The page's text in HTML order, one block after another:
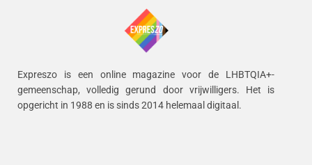
Expreszo is een online magazine voor de LHBTQIA+-
gemeenschap, volledig gerund door vrijwilligers. Het is
opgericht in 1988 en is sinds 2014 helemaal digitaal.